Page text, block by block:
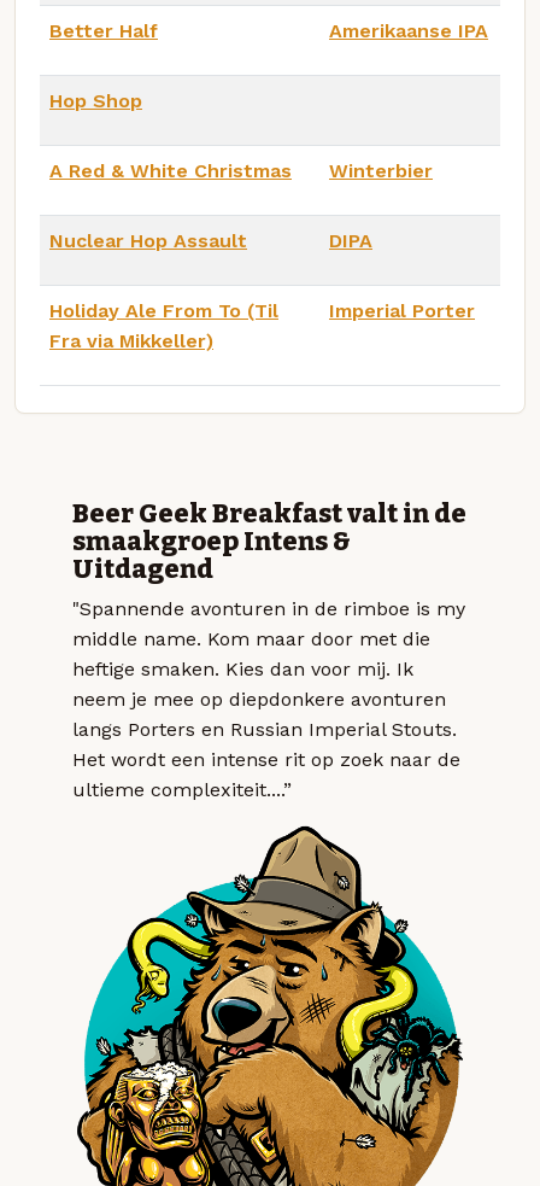
Better Half Amerikaanse IPA
Hop Shop
A Red & White Christmas Winterbier
Nuclear Hop Assault DIPA
Holiday Ale From To (Til
Fra via Mikkeller)
Imperial Porter
Beer Geek Breakfast valt in de
smaakgroep Intens &
Uitdagend
"Spannende avonturen in de rimboe is my
middle name. Kom maar door met die
heftige smaken. Kies dan voor mij. Ik
neem je mee op diepdonkere avonturen
langs Porters en Russian Imperial Stouts.
Het wordt een intense rit op zoek naar de
ultieme complexiteit....”